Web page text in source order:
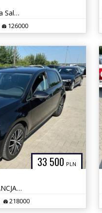
2,5 Benzyna 178 KM + Hybryda Salon PL Automat GWARANCJA Zamiana
126000
33 500 PLN
1,4 TSI 150 KM Serwis GWARANCJA Zamiana Zarejestrowany
218000